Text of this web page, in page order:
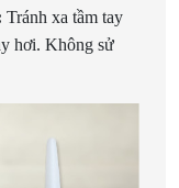
Tránh xa tầm tay
hơi. Không sử